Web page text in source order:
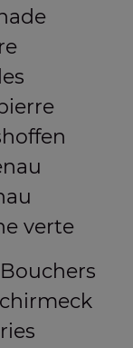
verte